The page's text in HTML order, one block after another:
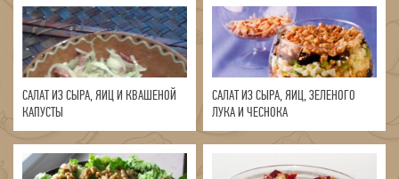
САЛАТ ИЗ СЫРА, ЯИЦ И КВАШЕНОЙ
КАПУСТЫ
САЛАТ ИЗ СЫРА, ЯИЦ, ЗЕЛЕНОГО
ЛУКА И ЧЕСНОКА